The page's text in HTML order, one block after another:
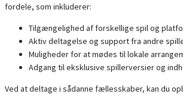
fordele, som inkluderer:
Tilgængelighed af forskellige spil og
Aktiv deltagelse og support fra andre
Muligheder for at mødes til lokale
Adgang til eksklusive spillerversier og
Ved at deltage i sådanne fællesskaber, kan du